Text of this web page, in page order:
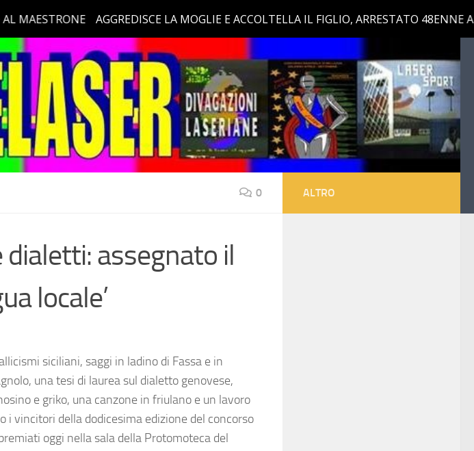
0
dialetti: assegnato il
locale’
siciliani, saggi in ladino di Fassa e in
una tesi di laurea sul dialetto genovese,
e griko, una canzone in friulano e un lavoro
i vincitori della dodicesima edizione del concorso
oggi nella sala della Protomoteca del
ALTRO